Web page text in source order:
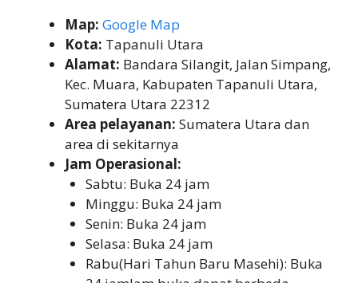
Map: Google Map
Kota: Tapanuli Utara
Alamat: Bandara Silangit, Jalan Simpang,
Kec. Muara, Kabupaten Tapanuli Utara,
Sumatera Utara 22312
Area pelayanan: Sumatera Utara dan
area di sekitarnya
Jam Operasional:
Sabtu: Buka 24 jam
Minggu: Buka 24 jam
Senin: Buka 24 jam
Selasa: Buka 24 jam
Rabu(Hari Tahun Baru Masehi): Buka